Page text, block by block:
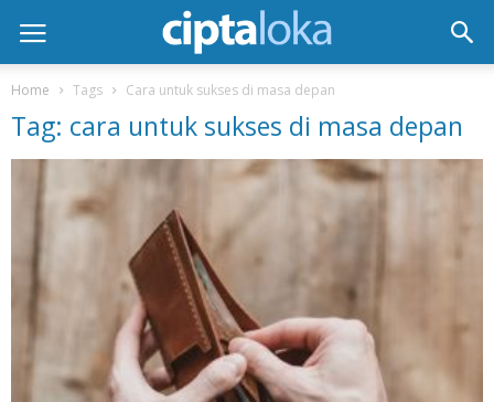
Home Tags Cara untuk sukses di masa depan
Tag: cara untuk sukses di masa depan